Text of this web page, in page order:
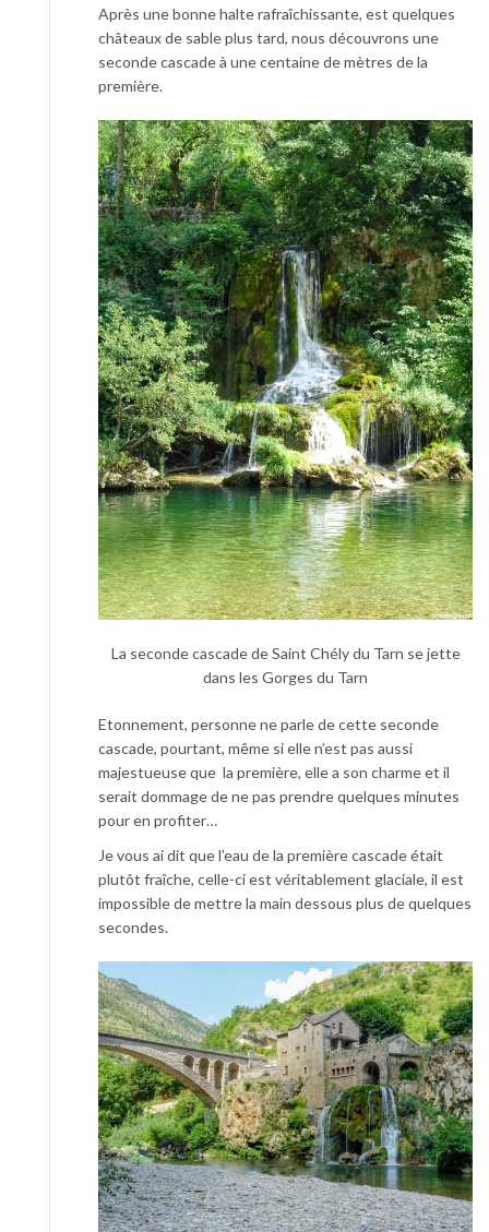
Après une bonne halte rafraîchissante, est quelques
châteaux de sable plus tard, nous découvrons une
seconde cascade à une centaine de mètres de la
première.
La seconde cascade de Saint Chély du Tarn se jette
dans les Gorges du Tarn
Etonnement, personne ne parle de cette seconde
cascade, pourtant, même si elle n’est pas aussi
majestueuse que la première, elle a son charme et il
serait dommage de ne pas prendre quelques minutes
pour en profiter…
Je vous ai dit que l’eau de la première cascade était
plutôt fraîche, celle-ci est véritablement glaciale, il est
impossible de mettre la main dessous plus de quelques
secondes.